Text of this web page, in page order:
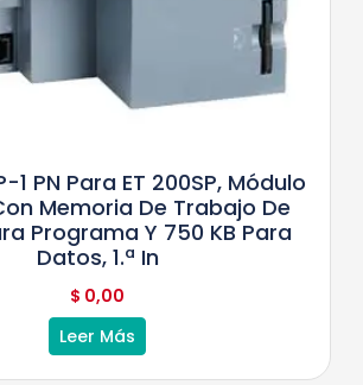
1 PN Para ET 200SP, Módulo
Memoria De Trabajo De
Programa Y 750 KB Para
Datos, 1.ª In
$ 0,00
Leer Más